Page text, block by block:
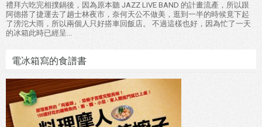
禮拜六吃完相撲鍋後，因為原本聽 JAZZ LIVE BAND 的計畫流產，所以跟
阿德搭了捷運去了趟士林夜市，奈何天公不做美，逛到一半的時候竟下起
了滂沱大雨，所以兩個人只好搭車回飯店。 不過這樣也好，因為忙了一天
的冰箱此時已經呈...
電冰箱寫的食譜書